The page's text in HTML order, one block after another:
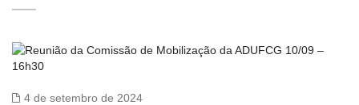
4 de setembro de 2024